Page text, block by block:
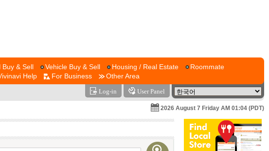
Buy & Sell Vehicle Buy & Sell Housing / Real Estate
Roommate
Help For Business Other Area
Log-in User Panel
2026 August 7 Friday AM 01:04 (PDT)